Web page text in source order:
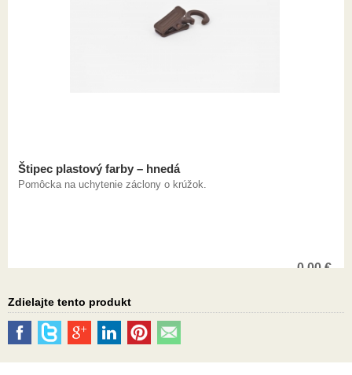
Štipec plastový farby – hnedá
Pomôcka na uchytenie záclony o krúžok.
0,00€
Zdielajte tento produkt